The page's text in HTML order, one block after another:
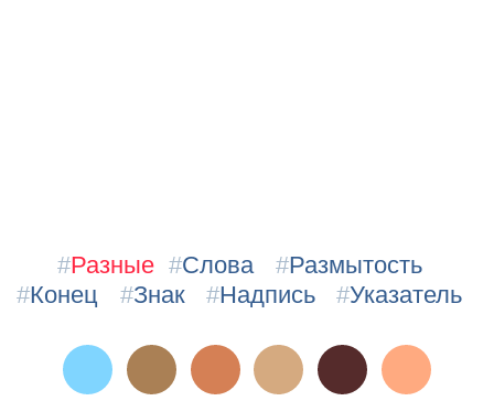
#Разные #Слова #Размытость
#Конец #Знак #Надпись #Указатель